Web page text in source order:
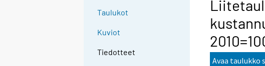
Taulukot
Kuviot
Tiedotteet
Avaa taulukko